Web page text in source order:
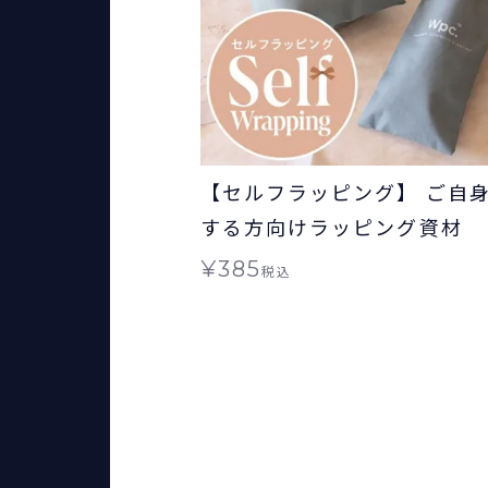
【セルフラッピング】 ご自
する方向けラッピング資材
¥385税込